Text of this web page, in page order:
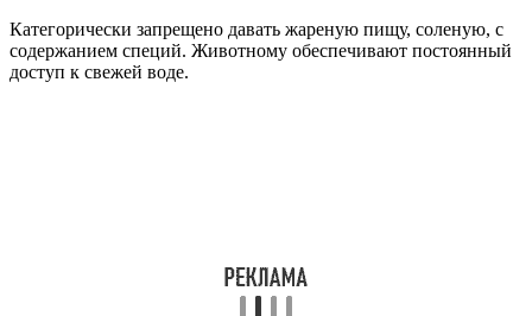
Категорически запрещено давать жареную пищу, соленую, с
содержанием специй. Животному обеспечивают постоянный
доступ к свежей воде.